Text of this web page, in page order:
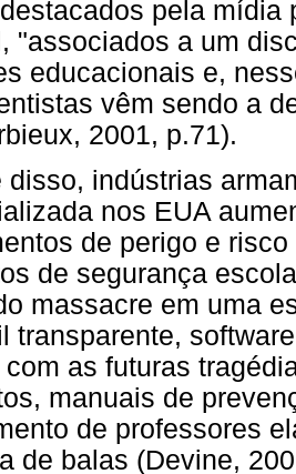
pela mídia
"associados a um
educacionais e,
vêm sendo a
2001, p.71).
disso, indústrias
nos EUA
de perigo e
de segurança
massacre em uma
transparente,
com as futuras
manuais de
de professores
de balas (Devine,